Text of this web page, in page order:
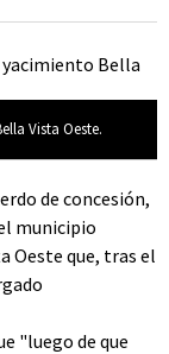
Vista Oeste.
de concesión,
municipio
Oeste que, tras el
"luego de que